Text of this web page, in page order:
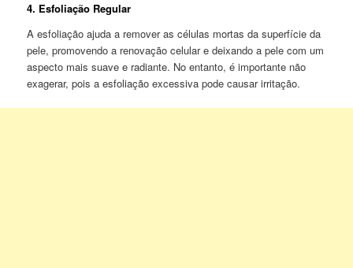
4. Esfoliação Regular
A esfoliação ajuda a remover as células mortas da superfície da
pele, promovendo a renovação celular e deixando a pele com um
aspecto mais suave e radiante. No entanto, é importante não
exagerar, pois a esfoliação excessiva pode causar irritação.